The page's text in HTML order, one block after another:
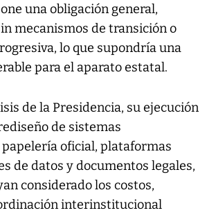
una obligación general,
mecanismos de transición o
lo que supondría una
para el aparato estatal.
de la Presidencia, su ejecución
de sistemas
oficial, plataformas
de datos y documentos legales,
considerado los costos,
interinstitucional